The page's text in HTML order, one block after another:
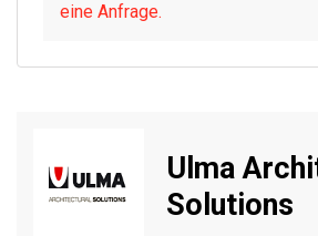
eine Anfrage.
Ulma
Solutions